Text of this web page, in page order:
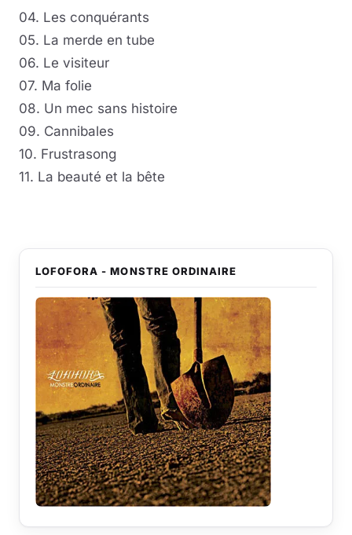
04. Les conquérants
05. La merde en tube
06. Le visiteur
07. Ma folie
08. Un mec sans histoire
09. Cannibales
10. Frustrasong
11. La beauté et la bête
LOFOFORA - MONSTRE ORDINAIRE